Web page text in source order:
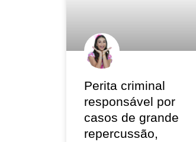
Perita criminal
responsável por
casos de grande
repercussão,